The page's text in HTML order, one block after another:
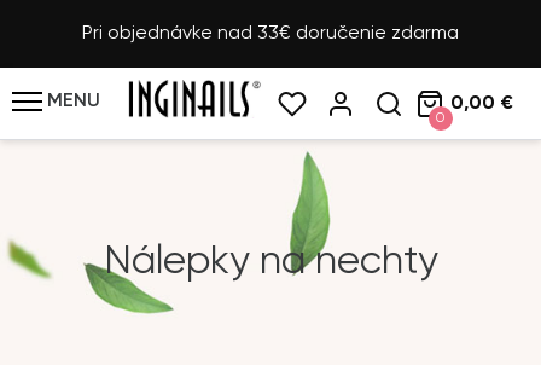
Pri objednávke nad 33€ doručenie zdarma
MENU
0
0,00 €
Nálepky na nechty